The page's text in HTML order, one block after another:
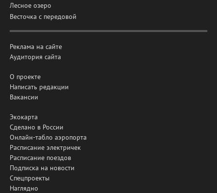
Лесное озеро
Весточка с передовой
Реклама на сайте
Аудитория сайта
О проекте
Написать редакции
Вакансии
Экокарта
Сделано в России
Онлайн-табло аэропорта
Расписание электричек
Расписание поездов
Подписка на новости
Спецпроекты
Наглядно